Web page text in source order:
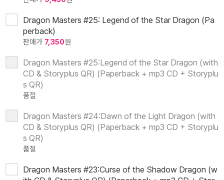
Dragon Masters #25: Legend of the Star Dragon (Pa
perback)
판매가 7,350원
Dragon Masters #25:Legend of the Star Dragon (with
CD & Storyplus QR) (Paperback + mp3 CD + Storyplu
s QR)
품절
Dragon Masters #24:Dawn of the Light Dragon (with
CD & Storyplus QR) (Paperback + mp3 CD + Storyplu
s QR)
품절
Dragon Masters #23:Curse of the Shadow Dragon (w